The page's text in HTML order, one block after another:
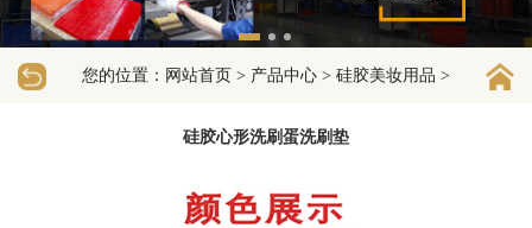
您的位置： 网站首页 > 产品中心 > 硅胶美妆用品 >
硅胶心形洗刷蛋洗刷垫